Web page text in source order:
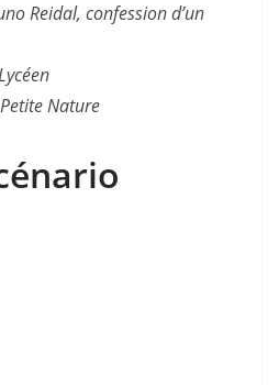
Reidal, confession d’un
Petite Nature